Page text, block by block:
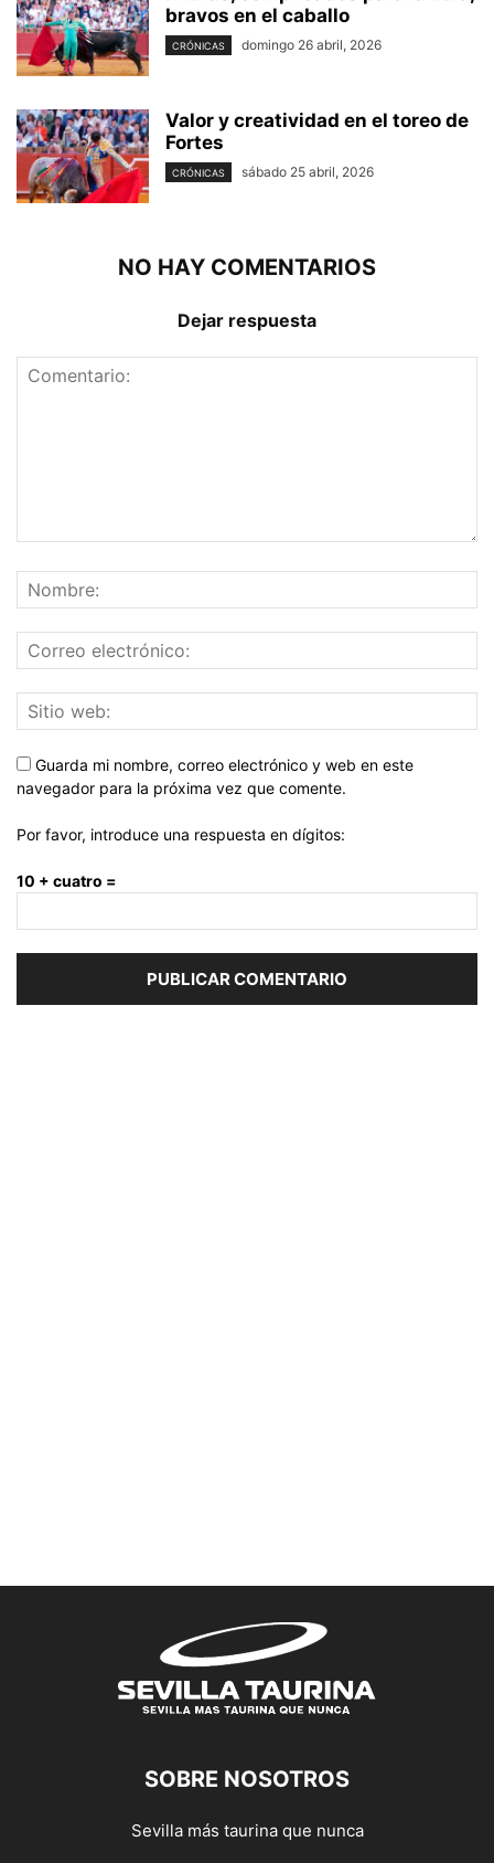
bravos en el caballo
CRÓNICAS domingo 26 abril, 2026
Valor y creatividad en el toreo de
Fortes
CRÓNICAS sábado 25 abril, 2026
NO HAY COMENTARIOS
Dejar respuesta
Guarda mi nombre, correo electrónico y web en este
navegador para la próxima vez que comente.
Por favor, introduce una respuesta en dígitos:
10 + cuatro =
SOBRE NOSOTROS
Sevilla más taurina que nunca